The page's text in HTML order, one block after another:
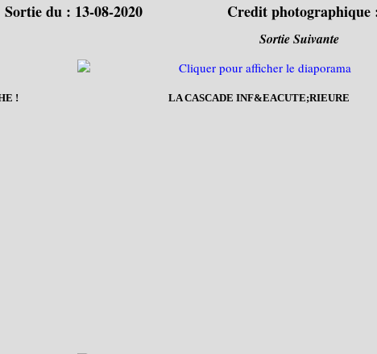
Sortie du : 13-08-2020 Credit photographique
Sortie Suivante
! LA CASCADE INF&EACUTE;RIEURE